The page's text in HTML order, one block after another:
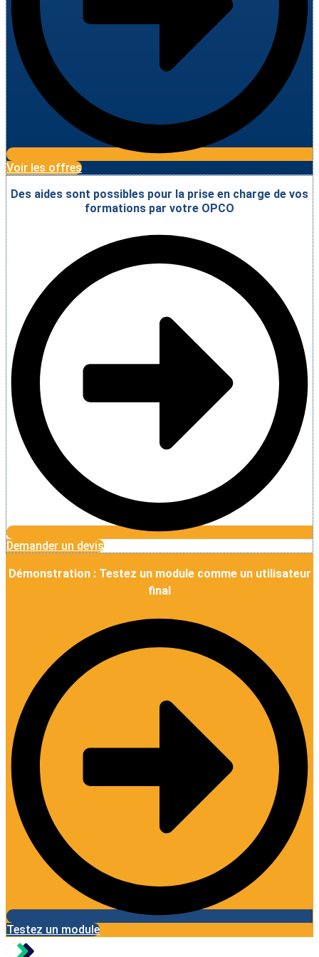
Voir les offres
Des aides sont possibles pour la prise en charge de vos
formations par votre OPCO
Demander un devis
Démonstration : Testez un module comme un utilisateur
final
Testez un module